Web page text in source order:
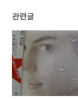
관련글